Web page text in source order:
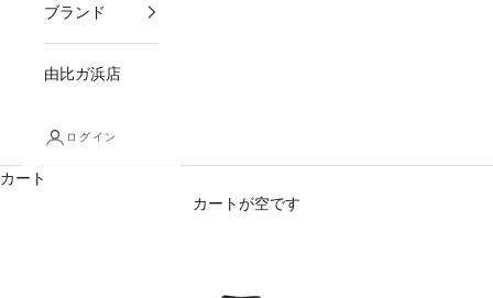
ブランド
由比ガ浜店
ログイン
カート
カートが空です